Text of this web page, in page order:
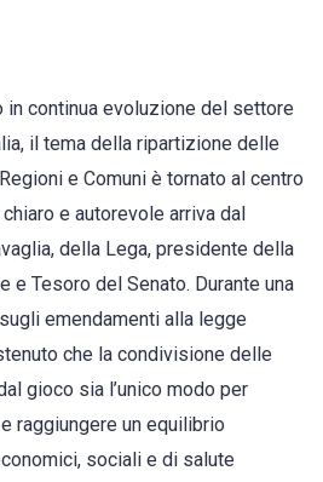
in continua evoluzione del settore
il tema della ripartizione delle
e Comuni è tornato al centro
e autorevole arriva dal
della Lega, presidente della
e Tesoro del Senato. Durante una
emendamenti alla legge
che la condivisione delle
gioco sia l’unico modo per
raggiungere un equilibrio
sociali e di salute